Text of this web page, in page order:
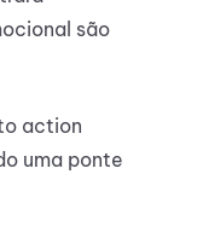
são
action
uma ponte